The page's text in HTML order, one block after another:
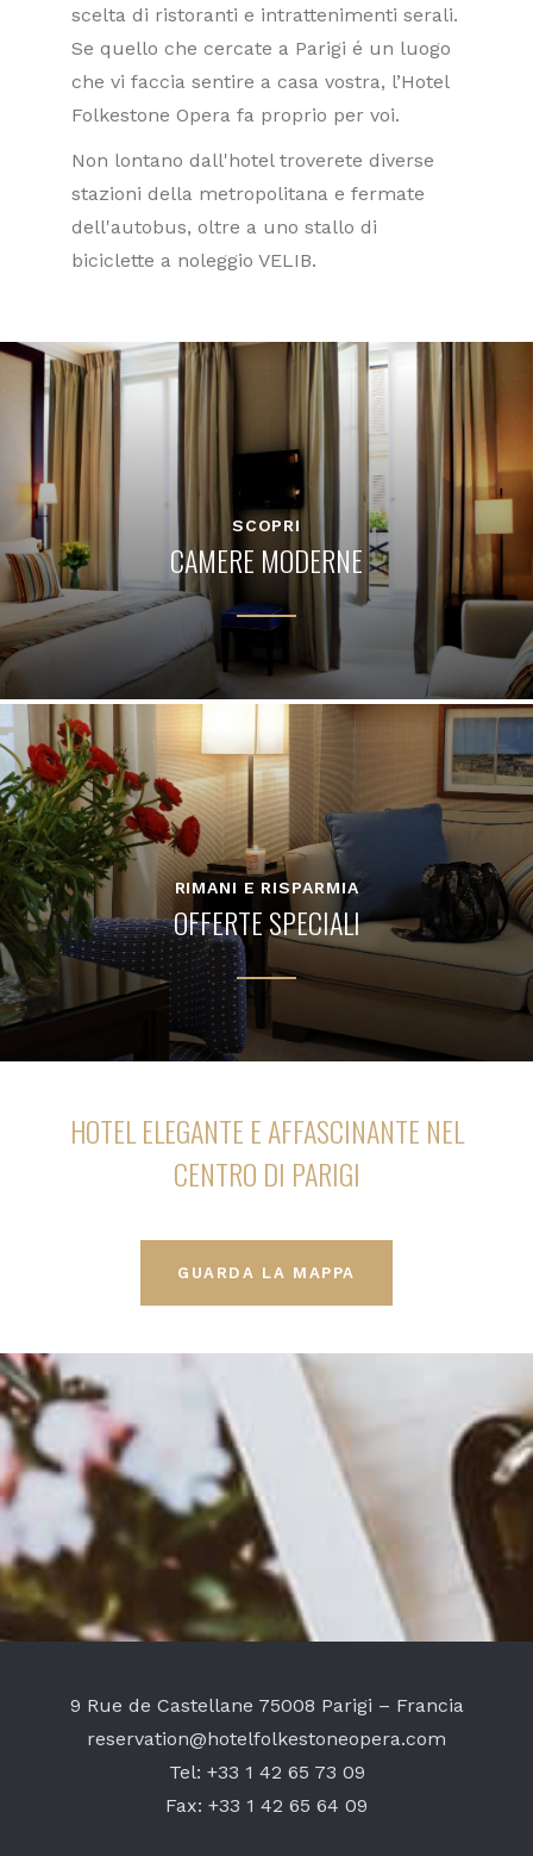
scelta di ristoranti e intrattenimenti serali.
Se quello che cercate a Parigi é un luogo
che vi faccia sentire a casa vostra, l’Hotel
Folkestone Opera fa proprio per voi.
Non lontano dall'hotel troverete diverse
stazioni della metropolitana e fermate
dell'autobus, oltre a uno stallo di
biciclette a noleggio VELIB.
SCOPRI
CAMERE MODERNE
RIMANI E RISPARMIA
OFFERTE SPECIALI
HOTEL ELEGANTE E AFFASCINANTE NEL
CENTRO DI PARIGI
GUARDA LA MAPPA
9 Rue de Castellane 75008 Parigi – Francia
reservation@hotelfolkestoneopera.com
Tel: +33 1 42 65 73 09
Fax: +33 1 42 65 64 09